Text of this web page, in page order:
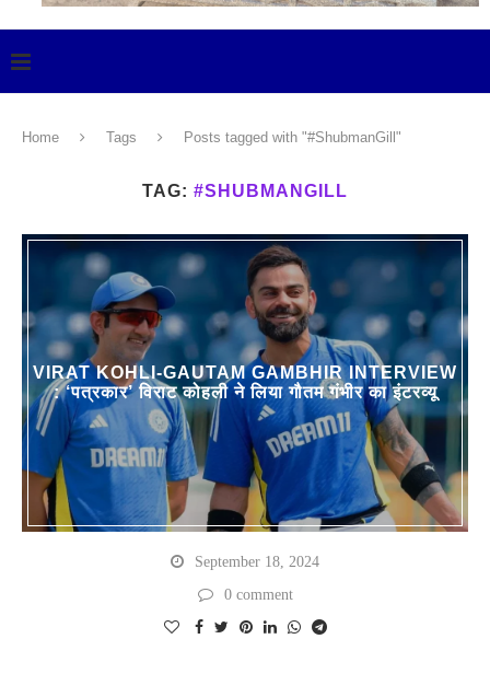
Home Tags Posts tagged with "#ShubmanGill"
TAG: #SHUBMANGILL
VIRAT KOHLI-GAUTAM GAMBHIR INTERVIEW
: ‘पत्रकार’ विराट कोहली ने लिया गौतम गंभीर का इंटरव्यू
September 18, 2024
0 comment